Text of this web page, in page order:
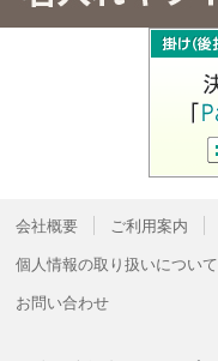
会社概要 ご利用案内
個人情報の取り扱いについて
お問い合わせ